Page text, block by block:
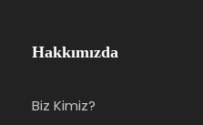
Hakkımızda
Biz Kimiz?